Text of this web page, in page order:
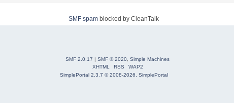
SMF spam blocked by CleanTalk
SMF 2.0.17 | SMF © 2020 Simple Machines
XHTML
RSS
WAP2
SimplePortal 2.3.7 © 2008-2026, SimplePortal